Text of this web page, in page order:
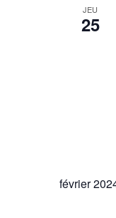
JEU
25
février